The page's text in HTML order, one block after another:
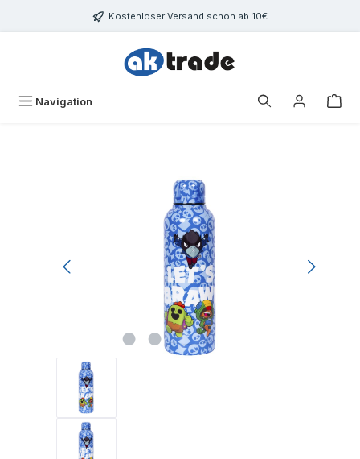
Zum Hauptinhalt springenKostenloser Versand schon ab 10€
Navigation
Bildergalerie überspringen